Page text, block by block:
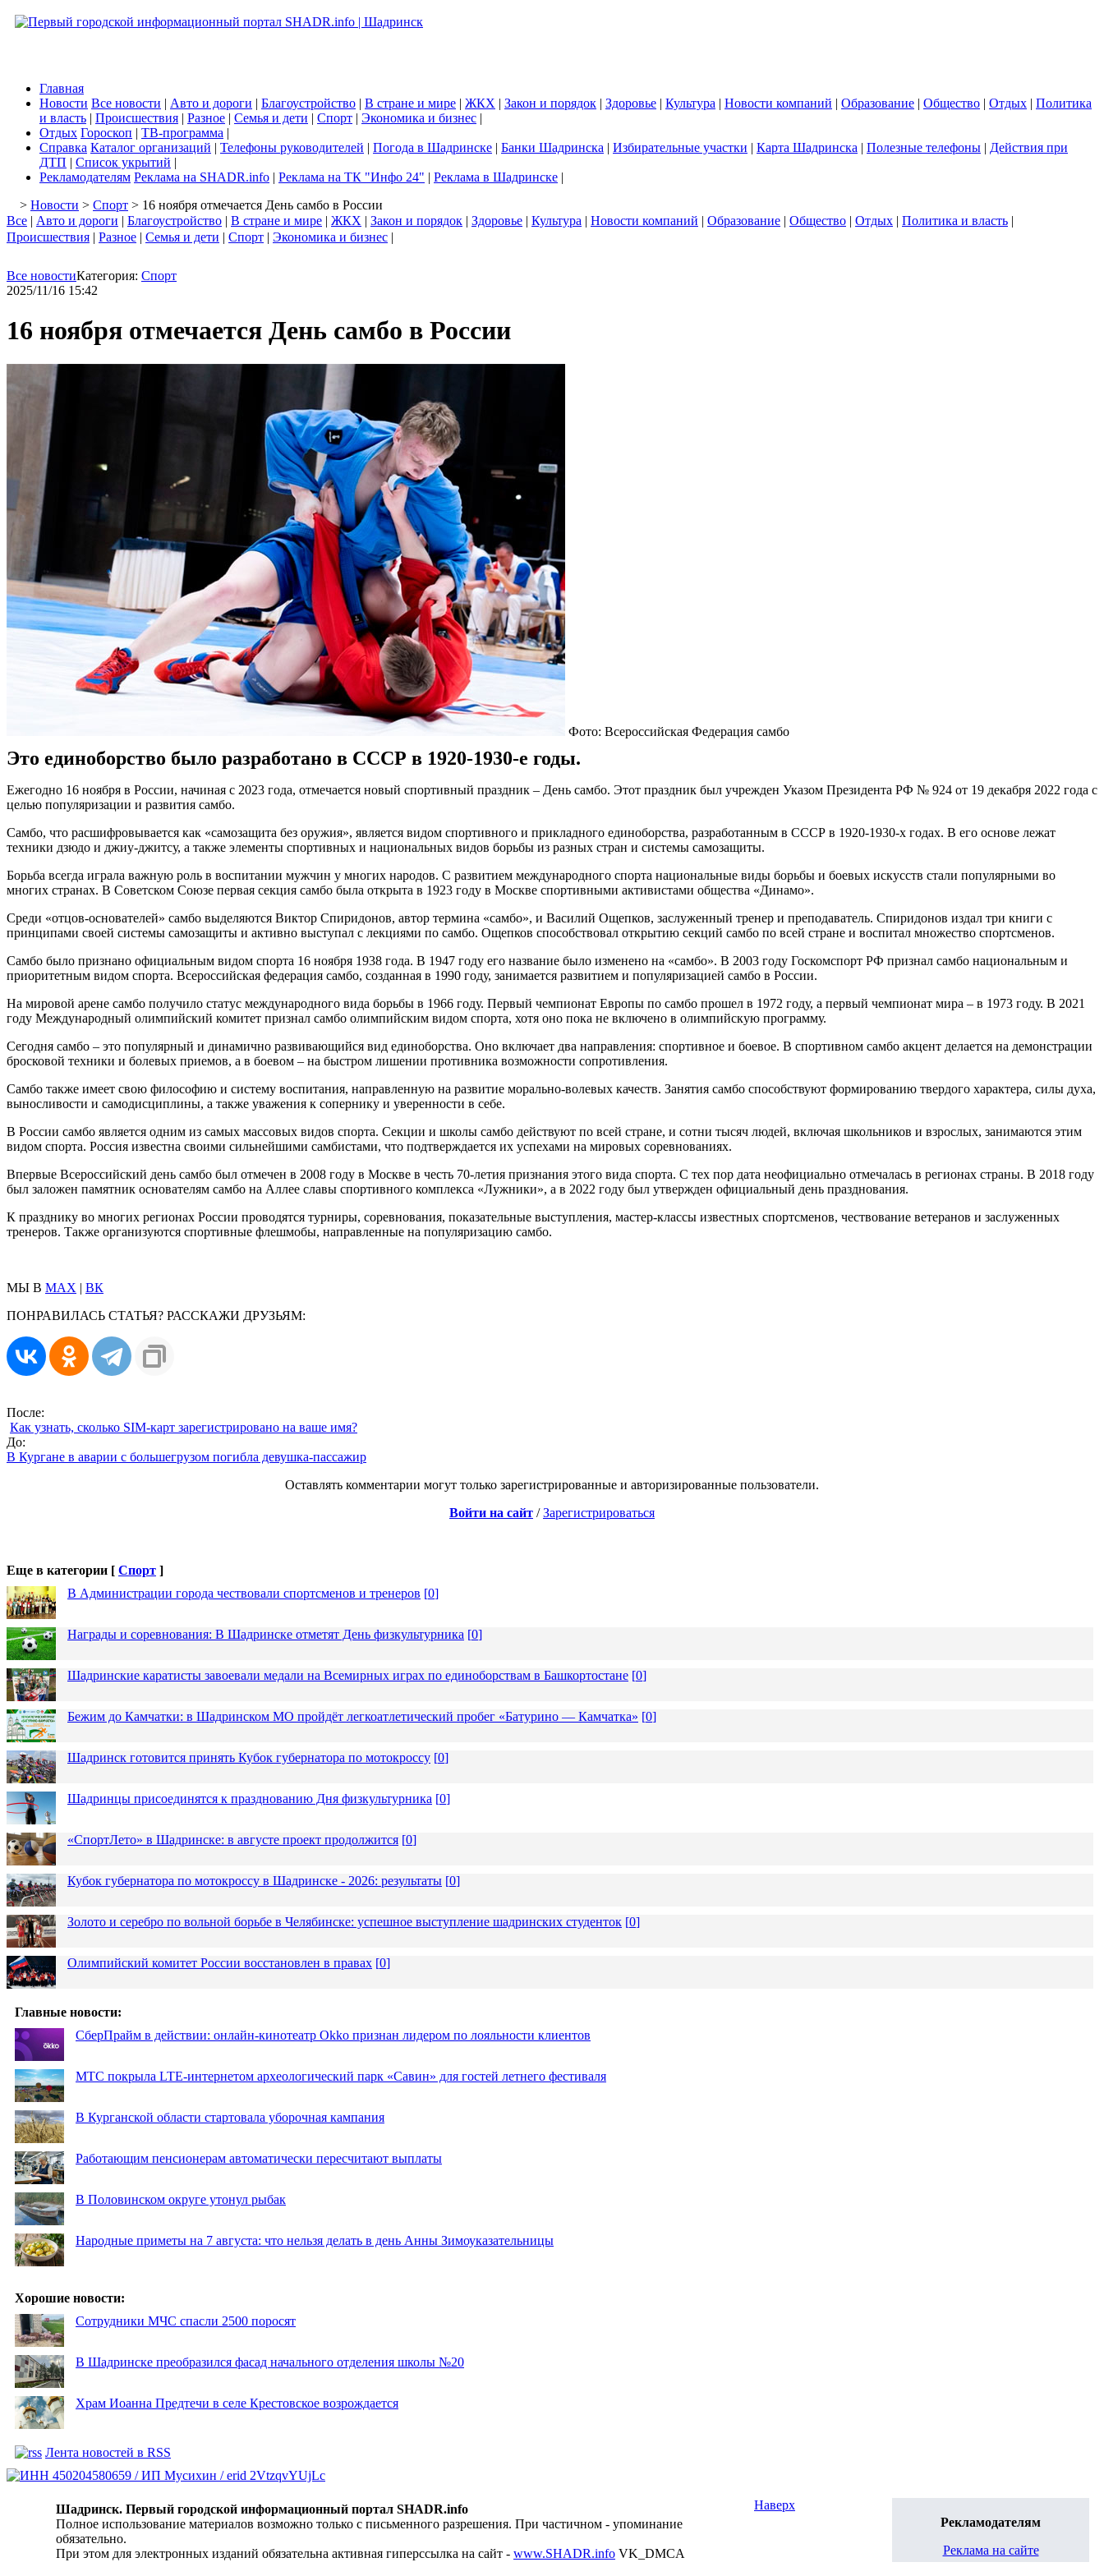
Главная
Новости Все новости | Авто и дороги | Благоустройство | В стране и мире | ЖКХ | Закон и порядок | Здоровье | Культура | Новости компаний | Образование | Общество | Отдых | Политика
и власть | Происшествия | Разное | Семья и дети | Спорт | Экономика и бизнес |
Отдых Гороскоп | ТВ-программа |
Справка Каталог организаций | Телефоны руководителей | Погода в Шадринске | Банки Шадринска | Избирательные участки | Карта Шадринска | Полезные телефоны | Действия при
ДТП | Список укрытий |
Рекламодателям Реклама на SHADR.info | Реклама на ТК "Инфо 24" | Реклама в Шадринске |
> Новости > Спорт > 16 ноября отмечается День самбо в России
Все | Авто и дороги | Благоустройство | В стране и мире | ЖКХ | Закон и порядок | Здоровье | Культура | Новости компаний | Образование | Общество | Отдых | Политика и власть |
Происшествия | Разное | Семья и дети | Спорт | Экономика и бизнес |
Все новостиКатегория: Спорт
2025/11/16 15:42
16 ноября отмечается День самбо в России
Фото: Всероссийская Федерация самбо
Это единоборство было разработано в СССР в 1920-1930-е годы.
Ежегодно 16 ноября в России, начиная с 2023 года, отмечается новый спортивный праздник – День самбо. Этот праздник был учрежден Указом Президента РФ № 924 от 19 декабря 2022 года с
целью популяризации и развития самбо.
Самбо, что расшифровывается как «самозащита без оружия», является видом спортивного и прикладного единоборства, разработанным в СССР в 1920-1930-х годах. В его основе лежат
техники дзюдо и джиу-джитсу, а также элементы спортивных и национальных видов борьбы из разных стран и системы самозащиты.
Борьба всегда играла важную роль в воспитании мужчин у многих народов. С развитием международного спорта национальные виды борьбы и боевых искусств стали популярными во
многих странах. В Советском Союзе первая секция самбо была открыта в 1923 году в Москве спортивными активистами общества «Динамо».
Среди «отцов-основателей» самбо выделяются Виктор Спиридонов, автор термина «самбо», и Василий Ощепков, заслуженный тренер и преподаватель. Спиридонов издал три книги с
принципами своей системы самозащиты и активно выступал с лекциями по самбо. Ощепков способствовал открытию секций самбо по всей стране и воспитал множество спортсменов.
Самбо было признано официальным видом спорта 16 ноября 1938 года. В 1947 году его название было изменено на «самбо». В 2003 году Госкомспорт РФ признал самбо национальным и
приоритетным видом спорта. Всероссийская федерация самбо, созданная в 1990 году, занимается развитием и популяризацией самбо в России.
На мировой арене самбо получило статус международного вида борьбы в 1966 году. Первый чемпионат Европы по самбо прошел в 1972 году, а первый чемпионат мира – в 1973 году. В 2021
году Международный олимпийский комитет признал самбо олимпийским видом спорта, хотя оно пока не включено в олимпийскую программу.
Сегодня самбо – это популярный и динамично развивающийся вид единоборства. Оно включает два направления: спортивное и боевое. В спортивном самбо акцент делается на демонстрации
бросковой техники и болевых приемов, а в боевом – на быстром лишении противника возможности сопротивления.
Самбо также имеет свою философию и систему воспитания, направленную на развитие морально-волевых качеств. Занятия самбо способствуют формированию твердого характера, силы духа,
выносливости и самодисциплины, а также уважения к сопернику и уверенности в себе.
В России самбо является одним из самых массовых видов спорта. Секции и школы самбо действуют по всей стране, и сотни тысяч людей, включая школьников и взрослых, занимаются этим
видом спорта. Россия известна своими сильнейшими самбистами, что подтверждается их успехами на мировых соревнованиях.
Впервые Всероссийский день самбо был отмечен в 2008 году в Москве в честь 70-летия признания этого вида спорта. С тех пор дата неофициально отмечалась в регионах страны. В 2018 году
был заложен памятник основателям самбо на Аллее славы спортивного комплекса «Лужники», а в 2022 году был утвержден официальный день празднования.
К празднику во многих регионах России проводятся турниры, соревнования, показательные выступления, мастер-классы известных спортсменов, чествование ветеранов и заслуженных
тренеров. Также организуются спортивные флешмобы, направленные на популяризацию самбо.
МЫ В MAX | ВК
ПОНРАВИЛАСЬ СТАТЬЯ? РАССКАЖИ ДРУЗЬЯМ:
После:
Как узнать, сколько SIM-карт зарегистрировано на ваше имя?
До:
В Кургане в аварии с большегрузом погибла девушка-пассажир
Оставлять комментарии могут только зарегистрированные и авторизированные пользователи.
Войти на сайт /Зарегистрироваться
Еще в категории [ Спорт ]
В Администрации города чествовали спортсменов и тренеров [0]
Награды и соревнования: В Шадринске отметят День физкультурника [0]
Шадринские каратисты завоевали медали на Всемирных играх по единоборствам в Башкортостане [0]
Бежим до Камчатки: в Шадринском МО пройдёт легкоатлетический пробег «Батурино — Камчатка» [0]
Шадринск готовится принять Кубок губернатора по мотокроссу [0]
Шадринцы присоединятся к празднованию Дня физкультурника [0]
«СпортЛето» в Шадринске: в августе проект продолжится [0]
Кубок губернатора по мотокроссу в Шадринске - 2026: результаты [0]
Золото и серебро по вольной борьбе в Челябинске: успешное выступление шадринских студенток [0]
Олимпийский комитет России восстановлен в правах [0]
Главные новости:
СберПрайм в действии: онлайн-кинотеатр Okko признан лидером по лояльности клиентов
МТС покрыла LTE-интернетом археологический парк «Савин» для гостей летнего фестиваля
В Курганской области стартовала уборочная кампания
Работающим пенсионерам автоматически пересчитают выплаты
В Половинском округе утонул рыбак
Народные приметы на 7 августа: что нельзя делать в день Анны Зимоуказательницы
Хорошие новости:
Сотрудники МЧС спасли 2500 поросят
В Шадринске преобразился фасад начального отделения школы №20
Храм Иоанна Предтечи в селе Крестовское возрождается
Лента новостей в RSS
Шадринск. Первый городской информационный портал SHADR.info
Полное использование материалов возможно только с письменного разрешения. При частичном - упоминание
обязательно.
При этом для электронных изданий обязательна активная гиперссылка на сайт - www.SHADR.info VK_DMCA
Рекламодателям
Реклама на сайте
Наверх